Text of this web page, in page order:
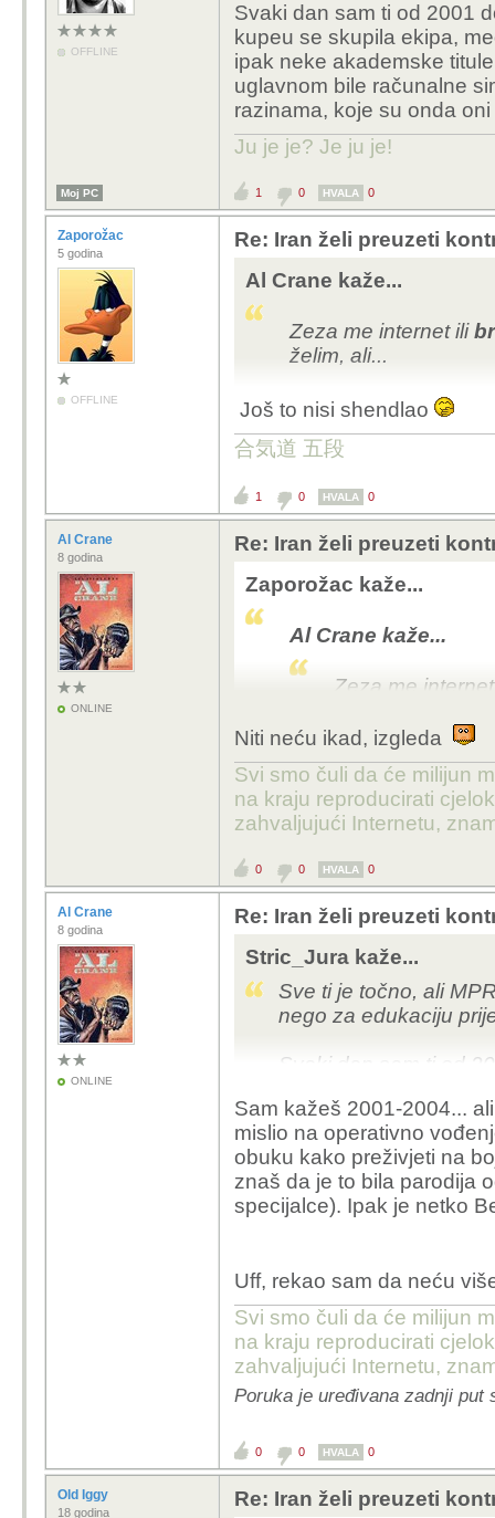
OFFLINE
Svaki dan sam ti od 2001
kupeu se skupila ekipa,
ipak neke akademske
uglavnom bile računalne
razinama, koje su onda
Ju je je? Je ju je!
Moj PC 1 0 HVALA 0
Zaporožac
5 godina
OFFLINE
Re: Iran želi preuzeti
Al Crane kaže...
Zeza me internet ili
želim, ali...
Još to nisi shendlao
合気道 五段
1 0 HVALA 0
Al Crane
8 godina
ONLINE
Re: Iran želi preuzeti
Zaporožac kaže...
Al Crane kaže...
Zeza me
Još to nisi shendlao
Niti neću ikad, izgleda
Svi smo čuli da će milijun
na kraju reproducirati
zahvaljujući Internetu,
0 0 HVALA 0
Al Crane
8 godina
ONLINE
Re: Iran želi preuzeti
Stric_Jura kaže...
Sve ti je točno, ali
nego za edukaciju
Svaki dan sam ti od
HVa koji je radi ipak
MPRIev program, i to
ratne igre na nižim
prenositi po HVu, ali
Sam kažeš 2001-2004...
mislio na operativno
obuku kako preživjeti na
znaš da je to bila parodija
specijalce). Ipak je netko
Uff, rekao sam da neću
Svi smo čuli da će milijun
na kraju reproducirati
zahvaljujući Internetu,
Poruka je uređivana zadnji put
0 0 HVALA 0
Old Iggy
18 godina
Re: Iran želi preuzeti